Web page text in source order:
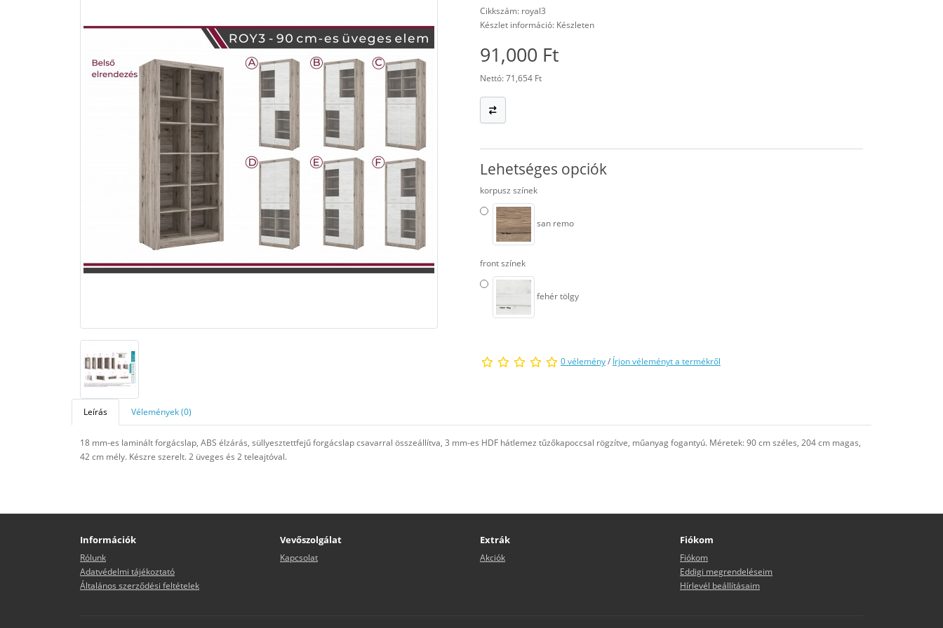
Cikkszám: royal3
Készlet információ: Készleten
91,000 Ft
Nettó: 71,654 Ft
Lehetséges opciók
korpusz színek
san remo
front színek
fehér tölgy
0 vélemény/ Írjon véleményt a termékről
Leírás Vélemények (0)
18 mm-es laminált forgácslap, ABS élzárás, süllyesztettfejű forgácslap csavarral összeállítva, 3 mm-es HDF hátlemez tűzőkapoccsal rögzítve, műanyag fogantyú. Méretek: 90 cm széles, 204 cm magas,
42 cm mély. Készre szerelt. 2 üveges és 2 teleajtóval.
Információk
Rólunk
Adatvédelmi tájékoztató
Általános szerződési feltételek
Vevőszolgálat
Kapcsolat
Extrák
Akciók
Fiókom
Fiókom
Eddigi megrendeléseim
Hírlevél beállításaim